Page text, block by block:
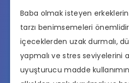
Baba olmak isteyen erkeklerin
tarzı benimsemeleri
içeceklerden uzak durmalı,
yapmalı ve stres seviyelerini
uyuşturucu madde